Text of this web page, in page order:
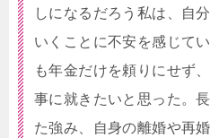
しになるだろう私は、自
いくことに不安を感じて
も年金だけを頼りにせず
事に就きたいと思った。
た強み、自身の離婚や再